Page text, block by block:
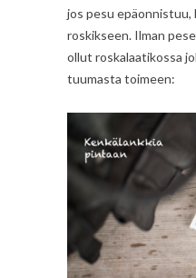
jos pesu epäonnistuu,
roskikseen. Ilman
ollut roskalaatikossa
tuumasta toimeen: